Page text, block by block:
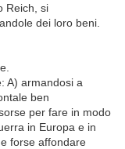
Reich, si
dei loro beni.
A) armandosi a
ben
per fare in modo
in Europa e in
forse affondare